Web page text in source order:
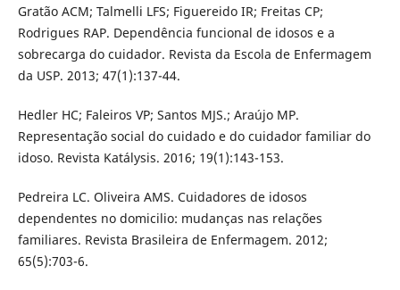
Gratão ACM; Talmelli LFS; Figuereido IR; Freitas CP;
Rodrigues RAP. Dependência funcional de idosos e a
sobrecarga do cuidador. Revista da Escola de Enfermagem
da USP. 2013; 47(1):137-44.
Hedler HC; Faleiros VP; Santos MJS.; Araújo MP.
Representação social do cuidado e do cuidador familiar do
idoso. Revista Katálysis. 2016; 19(1):143-153.
Pedreira LC. Oliveira AMS. Cuidadores de idosos
dependentes no domicilio: mudanças nas relações
familiares. Revista Brasileira de Enfermagem. 2012;
65(5):703-6.